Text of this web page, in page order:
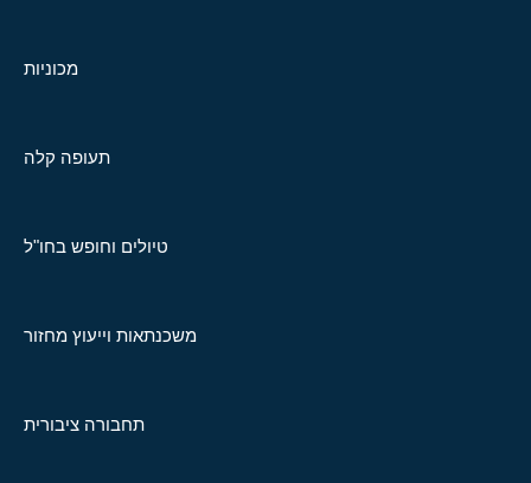
מכוניות
תעופה קלה
טיולים וחופש בחו"ל
משכנתאות וייעוץ מחזור
תחבורה ציבורית